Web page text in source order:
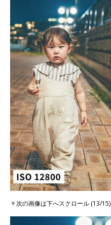
▼次の画像は下へスクロール (13/15)